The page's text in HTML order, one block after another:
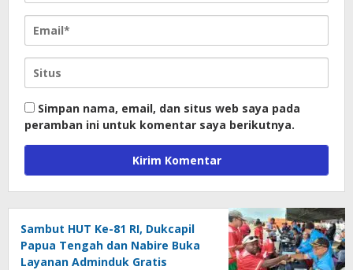
Simpan nama, email, dan situs web saya pada
peramban ini untuk komentar saya berikutnya.
Sambut HUT Ke-81 RI, Dukcapil
Papua Tengah dan Nabire Buka
Layanan Adminduk Gratis